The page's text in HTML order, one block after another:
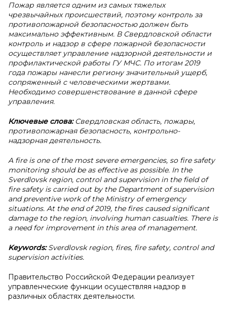
Пожар является одним из самых тяжелых
чрезвычайных происшествий, поэтому контроль за
противопожарной безопасностью должен быть
максимально эффективным. В Свердловской области
контроль и надзор в сфере пожарной безопасности
осуществляет управление надзорной деятельности и
профилактической работы ГУ МЧС. По итогам 2019
года пожары нанесли региону значительный ущерб,
сопряженный с человеческими жертвами.
Необходимо совершенствование в данной сфере
управления.
Ключевые слова:Свердловская область, пожары,
противопожарная безопасность, контрольно-
надзорная деятельность.
A fire is one of the most severe emergencies, so fire safety
monitoring should be as effective as possible. In the
Sverdlovsk region, control and supervision in the field of
fire safety is carried out by the Department of supervision
and preventive work of the Ministry of emergency
situations. At the end of 2019, the fires caused significant
damage to the region, involving human casualties. There is
a need for improvement in this area of management.
Keywords:Sverdlovsk region, fires, fire safety, control and
supervision activities.
Правительство Российской Федерации реализует
управленческие функции осуществляя надзор в
различных областях деятельности.